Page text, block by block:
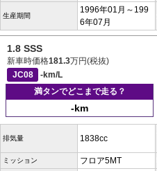
生産期間
1996年01月～199
6年07月
1.8 SSS
新車時価格181.3万円(税抜)
JC08
-km/L
満タンでどこまで走る？
-km
排気量 1838cc
ミッション フロア5MT